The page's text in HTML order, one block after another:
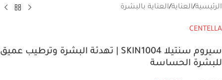
الرئيسية/العناية/العناية بالبشرة
CENTELLA
سيروم سنتيلا SKIN1004 | تهدئة البشرة وترطيب عميق
للبشرة الحساسة